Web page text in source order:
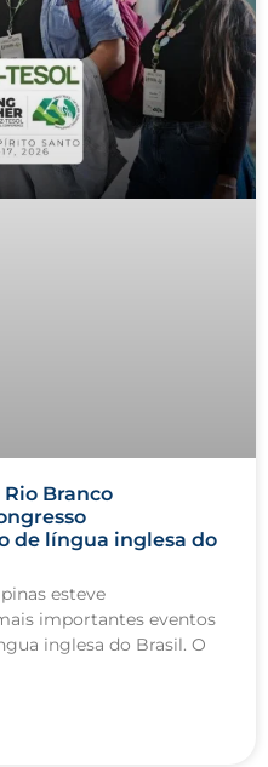
Branco
de língua inglesa do
esteve
importantes eventos
inglesa do Brasil. O